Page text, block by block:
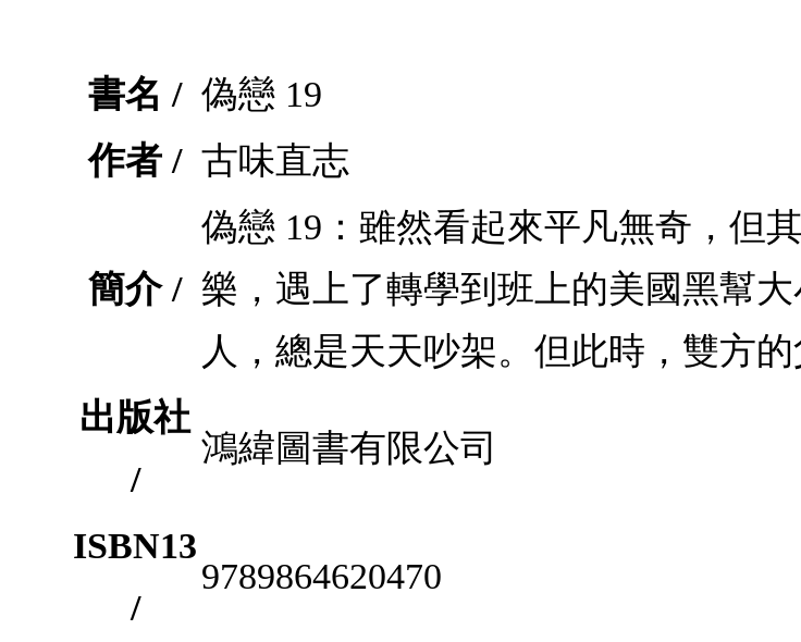
書名 / 偽戀 19
作者 / 古味直志
簡介 /
偽戀 19：雖然看起來平凡無奇，但
樂，遇上了轉學到班上的美國黑幫
人，總是天天吵架。但此時，雙方的
出版社
/
鴻緯圖書有限公司
ISBN13
/
9789864620470